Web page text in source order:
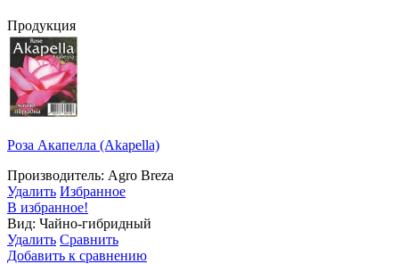
Продукция
Роза Акапелла (Akapella)
Производитель: Agro Breza
Удалить Избранное
В избранное!
Вид: Чайно-гибридный
Удалить Сравнить
Добавить к сравнению